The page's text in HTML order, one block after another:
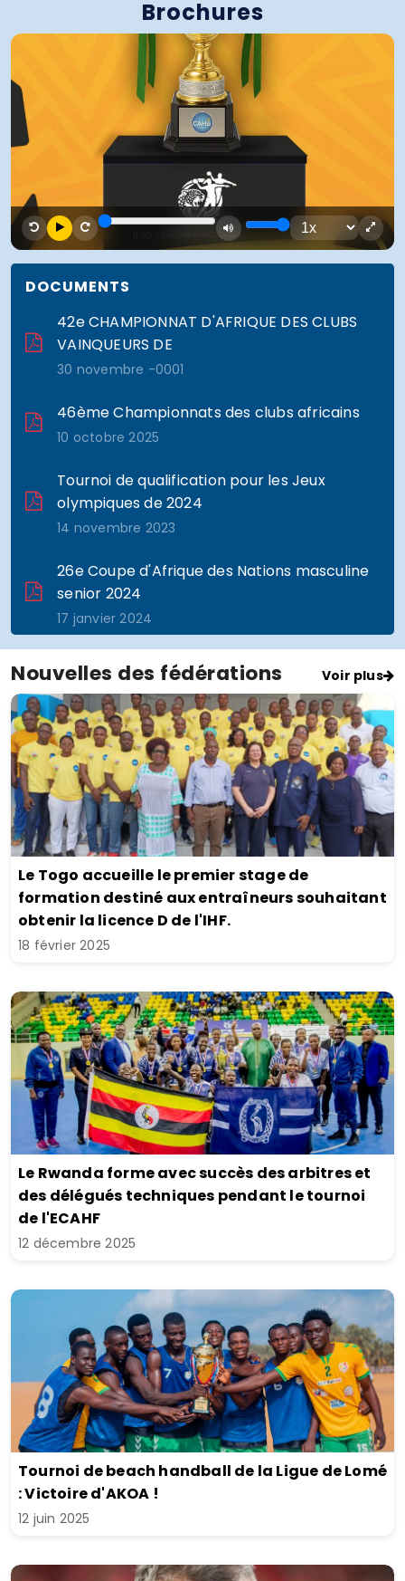
Brochures
DOCUMENTS
42e CHAMPIONNAT D'AFRIQUE DES CLUBS
VAINQUEURS DE
30 novembre -0001
46ème Championnats des clubs africains
10 octobre 2025
Tournoi de qualification pour les Jeux
olympiques de 2024
14 novembre 2023
26e Coupe d'Afrique des Nations masculine
senior 2024
17 janvier 2024
30e Supercoupe masculine et féminine
(Final Four)
6 mai 2023
39e Championnat d'Afrique des vainqueurs
de coupe
9 mai 2023
44e Championnat d'Afrique des clubs
28 septembre 2023
Nouvelles des fédérations Voir plus
Le Togo accueille le premier stage de
formation destiné aux entraîneurs souhaitant
obtenir la licence D de l'IHF.
18 février 2025
Le Rwanda forme avec succès des arbitres et
des délégués techniques pendant le tournoi
de l'ECAHF
12 décembre 2025
Tournoi de beach handball de la Ligue de Lomé
: Victoire d'AKOA !
12 juin 2025